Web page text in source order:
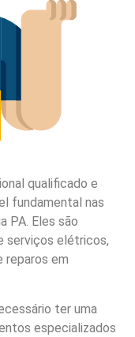
qualificado e
fundamental nas
PA. Eles são
serviços elétricos,
reparos em
ter uma
especializados